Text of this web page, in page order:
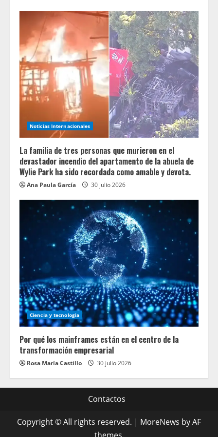
Noticias Internacionales
La familia de tres personas que murieron en el
devastador incendio del apartamento de la abuela de
Wylie Park ha sido recordada como amable y devota.
Ana Paula García 30 julio 2026
Ciencia y tecnologia
Por qué los mainframes están en el centro de la
transformación empresarial
Rosa María Castillo 30 julio 2026
Contactos
Copyright © All rights reserved. | MoreNews by AF